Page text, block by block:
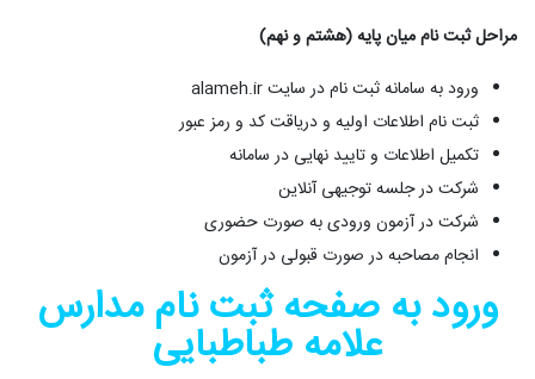
مراحل ثبت نام میان پایه (هشتم و نهم)
ورود به سامانه ثبت نام در سایت alameh.ir
ثبت نام اطلاعات اولیه و دریاقت کد و رمز عبور
تکمیل اطلاعات و تایید نهایی در سامانه
شرکت در جلسه توجیهی آنلاین
شرکت در آزمون ورودی به صورت حضوری
انجام مصاحبه در صورت قبولی در آزمون
ورود به صفحه ثبت نام مدارس
علامه طباطبایی